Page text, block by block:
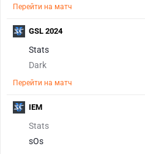
Перейти на матч
Stats
Dark
Перейти на матч
GSL 2024
Stats
sOs
IEM